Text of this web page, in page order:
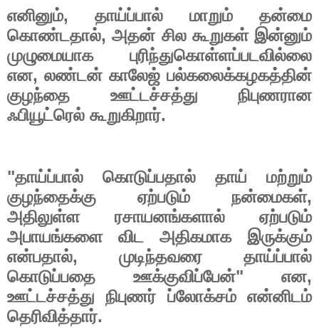
எனினும், தாய்ப்பால் மாறும்
தன்மை
கொண்டதால்,அதன் சில கூறுகள் இன்னும்
முழுமையாக
புரிந்துகொள்ளப்படவில்லை
என, லண்டன் காலேஜ் பல்கலைக்கழகத்தின்
குழந்தை
ஊட்டச்சத்து
நிபுணரான
ஃபியூட்ரெல் கூறுகிறார்.
"தாய்ப்பால் கொடுப்பதால் தாய்
மற்றும்
குழந்தைக்கு
ஏற்படும் நன்மைகள்,
அதிலுள்ள ரசாயனங்களால்
ஏற்படும்
அபாயங்களை
விட அதிகமாக
இருக்கும்
என்பதால், முடிந்தவரை
தாய்ப்பால்
கொடுப்பதை
ஊக்குவிப்பேன்" என,
ஊட்டச்சத்து நிபுணர் ப்லோக்சம் என்னிடம்
தெரிவித்தார்.